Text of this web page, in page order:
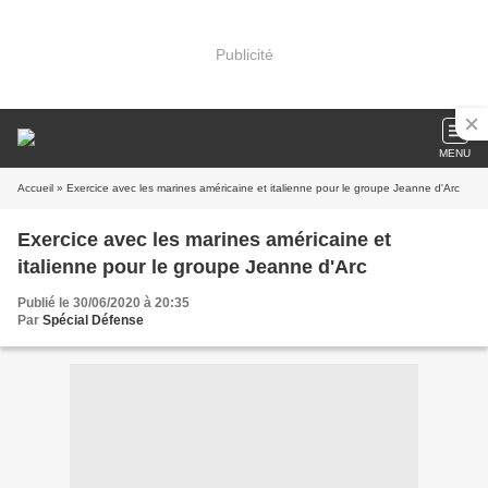
Publicité
MENU
Accueil » Exercice avec les marines américaine et italienne pour le groupe Jeanne d'Arc
Exercice avec les marines américaine et
italienne pour le groupe Jeanne d'Arc
Publié le 30/06/2020 à 20:35
Par Spécial Défense